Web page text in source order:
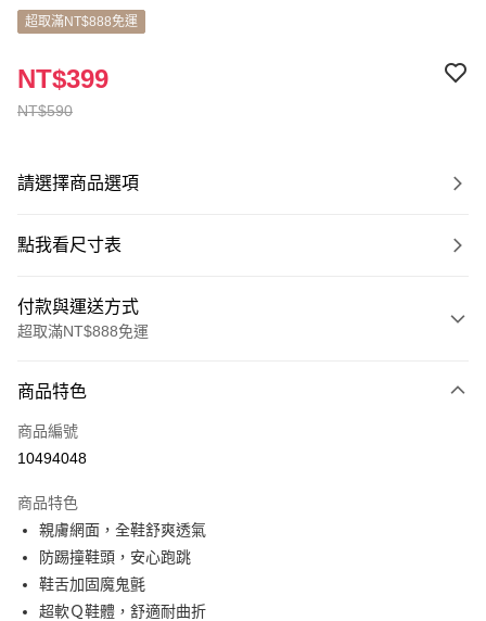
超取滿NT$888免運
NT$590
NT$399
請選擇商品選項
點我看尺寸表
付款與運送方式
超取滿NT$888免運
信用卡一次付款
超商取貨付款
Apple Pay
街口支付
悠遊付
商品特色
商品編號
10494048
商品特色
親膚網面，全鞋舒爽透氣
防踢撞鞋頭，安心跑跳
鞋舌加固魔鬼氈
超軟Ｑ鞋體，舒適耐曲折